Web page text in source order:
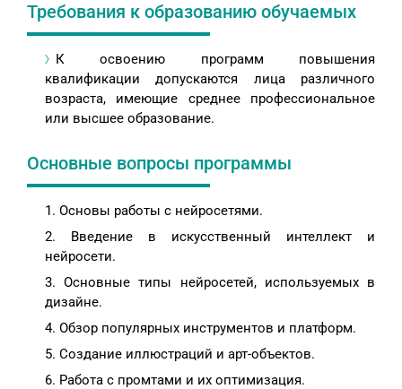
Требования к образованию обучаемых
К освоению программ повышения
квалификации допускаются лица различного
возраста, имеющие среднее профессиональное
или высшее образование.
Основные вопросы программы
Основы работы с нейросетями.
Введение в искусственный интеллект и
нейросети.
Основные типы нейросетей, используемых в
дизайне.
Обзор популярных инструментов и платформ.
Создание иллюстраций и арт-объектов.
Работа с промтами и их оптимизация.